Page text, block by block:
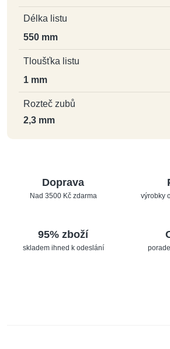
Délka listu
550 mm
Tloušťka listu
1 mm
Rozteč zubů
2,3 mm
Doprava
Nad 3500 Kč zdarma výrobky
95% zboží
skladem ihned k odeslání